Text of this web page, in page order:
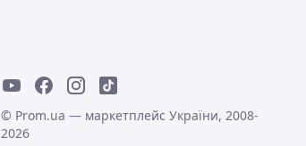
© Prom.ua — маркетплейс України, 2008-
2026